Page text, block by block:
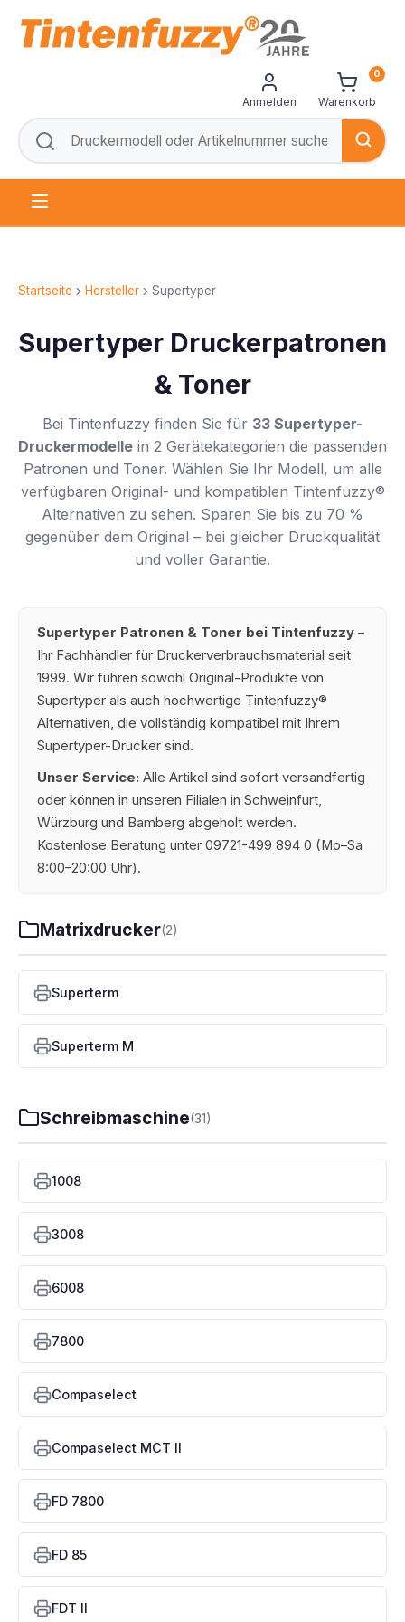
Anmelden Warenkorb
0
Startseite Hersteller Supertyper
Supertyper Druckerpatronen
& Toner
Bei Tintenfuzzy finden Sie für 33 Supertyper-
Druckermodelle in 2 Gerätekategorien die passenden
Patronen und Toner. Wählen Sie Ihr Modell, um alle
verfügbaren Original- und kompatiblen Tintenfuzzy®
Alternativen zu sehen. Sparen Sie bis zu 70 %
gegenüber dem Original – bei gleicher Druckqualität
und voller Garantie.
Supertyper Patronen & Toner bei Tintenfuzzy –
Ihr Fachhändler für Druckerverbrauchsmaterial seit
1999. Wir führen sowohl Original-Produkte von
Supertyper als auch hochwertige Tintenfuzzy®
Alternativen, die vollständig kompatibel mit Ihrem
Supertyper-Drucker sind.
Unser Service: Alle Artikel sind sofort versandfertig
oder können in unseren Filialen in Schweinfurt,
Würzburg und Bamberg abgeholt werden.
Kostenlose Beratung unter 09721-499 894 0 (Mo–Sa
8:00–20:00 Uhr).
Matrixdrucker(2)
Superterm
Superterm M
Schreibmaschine(31)
1008
3008
6008
7800
Compaselect
Compaselect MCT II
FD 7800
FD 85
FDT II